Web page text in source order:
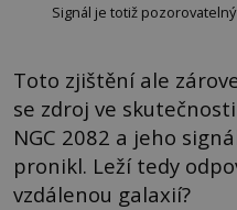
Signál je totiž
Toto zjištění ale
se zdroj ve
NGC 2082 a jeho
pronikl. Leží tedy
vzdálenou galaxií?